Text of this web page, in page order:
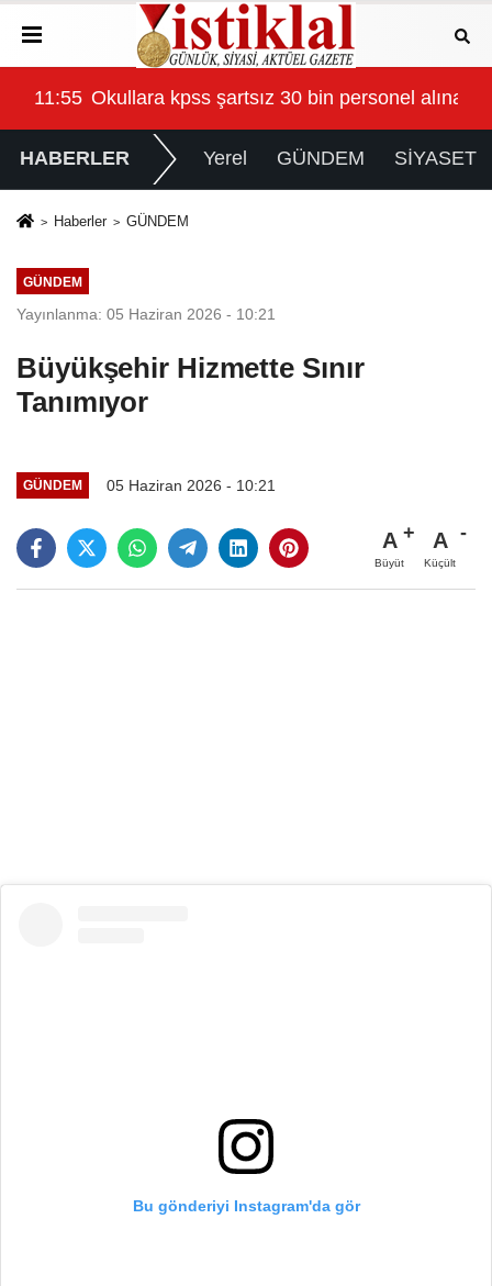
11:55 Okullara kpss şartsız 30 bin personel
HABERLER Yerel GÜNDEM SİYASET
Haberler GÜNDEM
GÜNDEM
Yayınlanma: 05 Haziran 2026 - 10:21
Büyükşehir Hizmette Sınır
Tanımıyor
GÜNDEM 05 Haziran 2026 - 10:21
A
Büyüt
A
Küçült
Bu gönderiyi Instagram'da gör